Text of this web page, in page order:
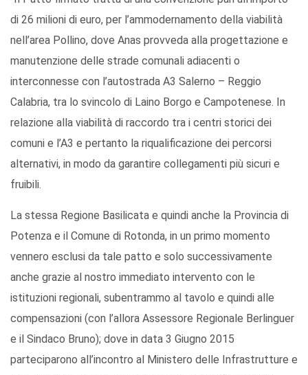
di 26 milioni di euro, per l’ammodernamento della viabilità
nell’area Pollino, dove Anas provveda alla progettazione e
manutenzione delle strade comunali adiacenti o
interconnesse con l’autostrada A3 Salerno – Reggio
Calabria, tra lo svincolo di Laino Borgo e Campotenese. In
relazione alla viabilità di raccordo tra i centri storici dei
comuni e l’A3 e pertanto la riqualificazione dei percorsi
alternativi, in modo da garantire collegamenti più sicuri e
fruibili.
La stessa Regione Basilicata e quindi anche la Provincia di
Potenza e il Comune di Rotonda, in un primo momento
vennero esclusi da tale patto e solo successivamente
anche grazie al nostro immediato intervento con le
istituzioni regionali, subentrammo al tavolo e quindi alle
compensazioni (con l’allora Assessore Regionale Berlinguer
e il Sindaco Bruno); dove in data 3 Giugno 2015
parteciparono all’incontro al Ministero delle Infrastrutture e